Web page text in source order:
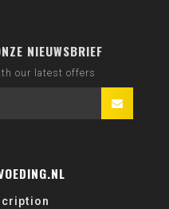
NIEUWSBRIEF
our latest offers